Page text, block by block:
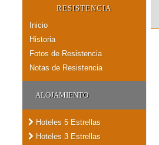
RESISTENCIA
Inicio
Historia
Fotos de Resistencia
Notas de Resistencia
ALOJAMIENTO
Hoteles 5 Estrellas
Hoteles 3 Estrellas